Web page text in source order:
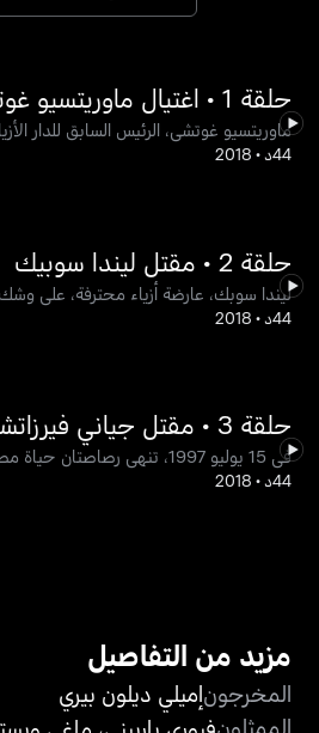
حلقة 1 • اغتيال ماوريتسيو غوتشي
ماوريتسيو غوتشي، الرئيس السابق للدار
44د •
2018
حلقة 2 • مقتل ليندا سوبيك
ليندا سوبك، عارضة أزياء محترفة، على
44د •
2018
حلقة 3 • مقتل جياني فيرزاتشي
في 15 يوليو 1997، تنهي رصاصتان حياة مصمم الأزياء جياني فيرساتشي في أوج مسيرته المهنية.
44د •
2018
مزيد من التفاصيل
المخرجونإميلي ديلون بيري